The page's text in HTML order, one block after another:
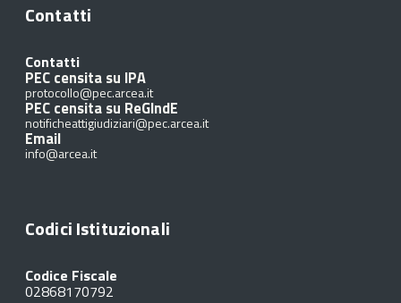
Contatti
Contatti
PEC censita su IPA
protocollo@pec.arcea.it
PEC censita su ReGIndE
notificheattigiudiziari@pec.arcea.it
Email
info@arcea.it
Codici Istituzionali
Codice Fiscale
02868170792